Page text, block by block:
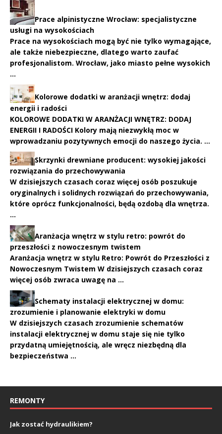
Prace alpinistyczne Wrocław: specjalistyczne
usługi na wysokościach
Prace na wysokościach mogą być nie tylko wymagające,
ale także niebezpieczne, dlatego warto zaufać
profesjonalistom. Wrocław, jako miasto pełne wysokich
…
Kolorowe dodatki w aranżacji wnętrz: dodaj
energii i radości
KOLOROWE DODATKI W ARANŻACJI WNĘTRZ: DODAJ
ENERGII I RADOŚCI Kolory mają niezwykłą moc w
wprowadzaniu pozytywnych emocji do naszego życia. …
Skrzynki drewniane producent: wysokiej jakości
rozwiązania do przechowywania
W dzisiejszych czasach coraz więcej osób poszukuje
oryginalnych i solidnych rozwiązań do przechowywania,
które oprócz funkcjonalności, będą ozdobą dla wnętrza.
…
Aranżacja wnętrz w stylu retro: powrót do
przeszłości z nowoczesnym twistem
Aranżacja wnętrz w stylu Retro: Powrót do Przeszłości z
Nowoczesnym Twistem W dzisiejszych czasach coraz
więcej osób zwraca uwagę na …
Schematy instalacji elektrycznej w domu:
zrozumienie i planowanie elektryki w domu
W dzisiejszych czasach zrozumienie schematów
instalacji elektrycznej w domu staje się nie tylko
przydatną umiejętnością, ale wręcz niezbędną dla
bezpieczeństwa …
REMONTY
Jak zostać hydraulikiem?